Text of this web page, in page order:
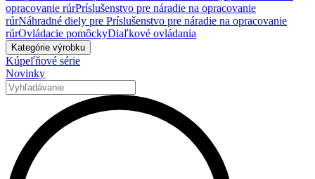
opracovanie rúrPríslušenstvo pre náradie na opracovanie
rúrNáhradné diely pre Príslušenstvo pre náradie na opracovanie
rúrOvládacie pomôckyDiaľkové ovládania
Kategórie výrobku
Kúpeľňové série
Novinky